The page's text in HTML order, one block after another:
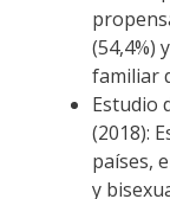
(54,4%)
familiar
Estudio
(2018):
países,
y